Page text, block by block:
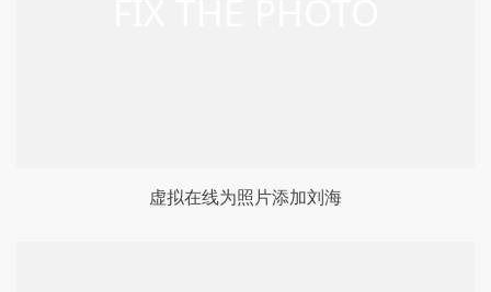
虚拟在线为照片添加刘海